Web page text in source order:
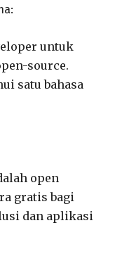
untuk
source.
satu bahasa
open
gratis bagi
dan aplikasi